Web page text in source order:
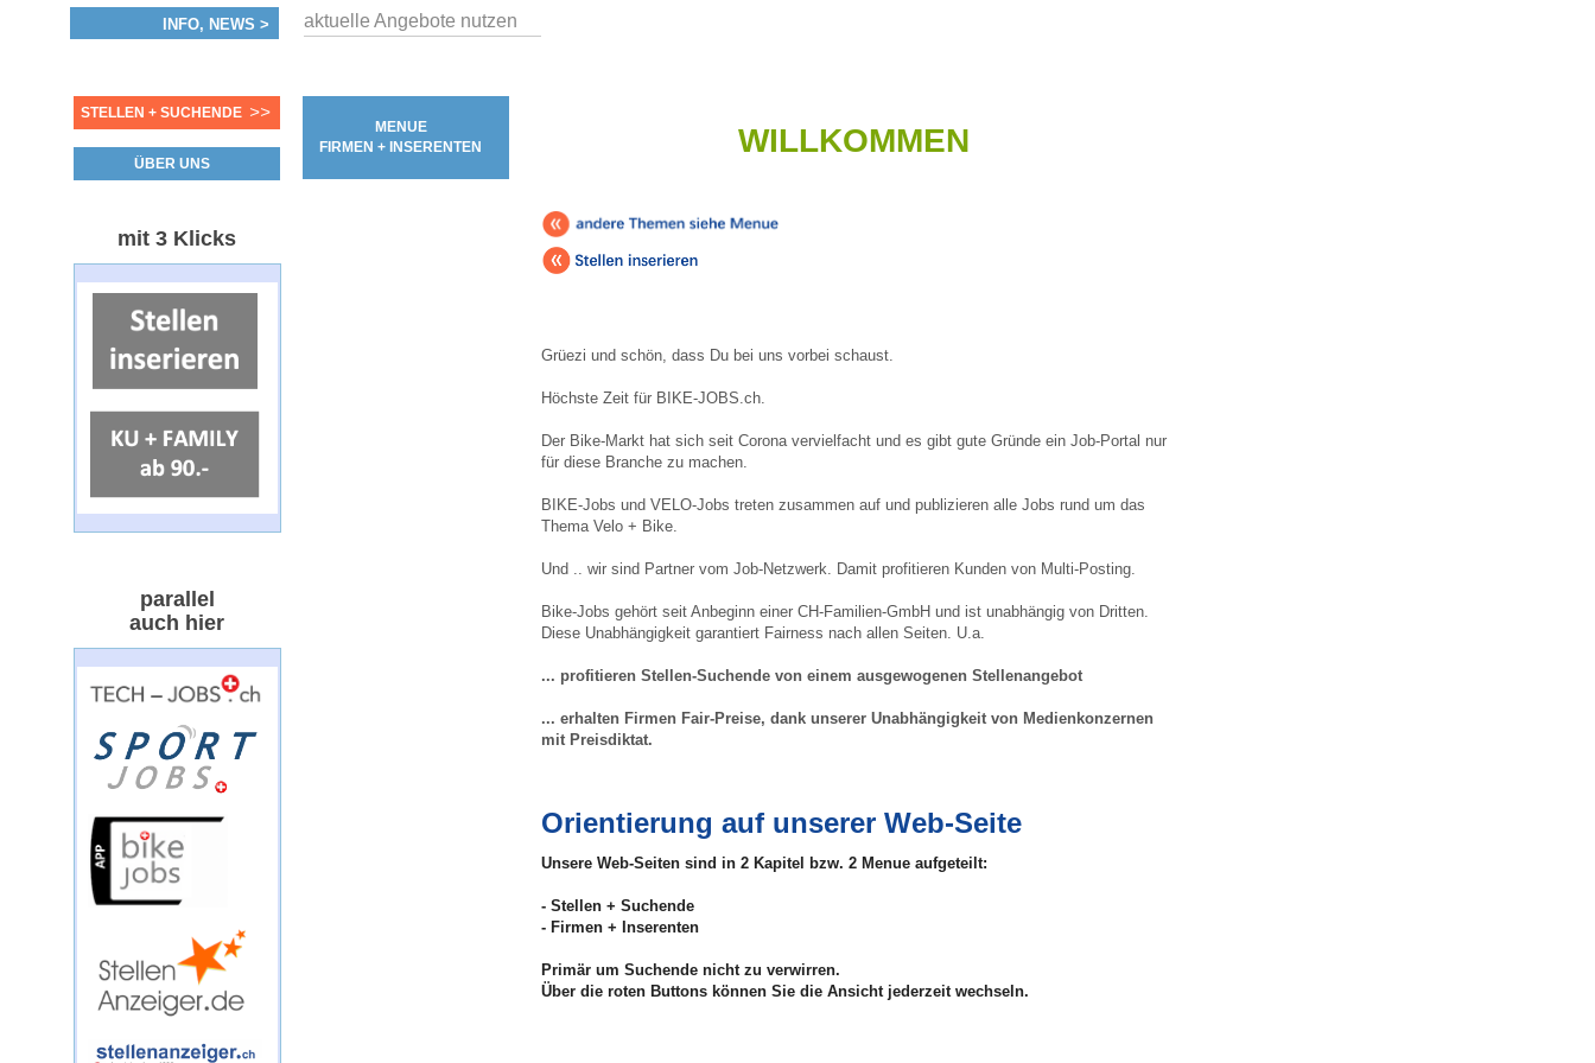
INFO, NEWS > aktuelle Angebote nutzen
STELLEN + SUCHENDE >>
ÜBER UNS
MENUE
FIRMEN + INSERENTEN
mit 3 Klicks
parallel
auch hier
WILLKOMMEN
Grüezi und schön, dass Du bei uns vorbei schaust.
Höchste Zeit für BIKE-JOBS.ch.
Der Bike-Markt hat sich seit Corona vervielfacht und es gibt gute Gründe ein Job-Portal nur
für diese Branche zu machen.
BIKE-Jobs und VELO-Jobs treten zusammen auf und publizieren alle Jobs rund um das
Thema Velo + Bike.
Und .. wir sind Partner vom Job-Netzwerk. Damit profitieren Kunden von Multi-Posting.
Bike-Jobs gehört seit Anbeginn einer CH-Familien-GmbH und ist unabhängig von Dritten.
Diese Unabhängigkeit garantiert Fairness nach allen Seiten. U.a.
... profitieren Stellen-Suchende von einem ausgewogenen Stellenangebot
... erhalten Firmen Fair-Preise, dank unserer Unabhängigkeit von Medienkonzernen
mit Preisdiktat.
Orientierung auf unserer Web-Seite
Unsere Web-Seiten sind in 2 Kapitel bzw. 2 Menue aufgeteilt:
- Stellen + Suchende
- Firmen + Inserenten
Primär um Suchende nicht zu verwirren.
Über die roten Buttons können Sie die Ansicht jederzeit wechseln.